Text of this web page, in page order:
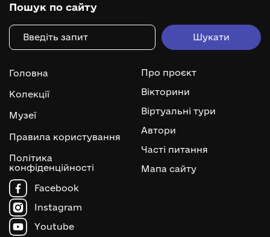
Пошук по сайту
Головна
Колекції
Музеї
Правила користування
Політика
конфіденційності
Про проєкт
Вікторини
Віртуальні тури
Автори
Часті питання
Мапа сайту
Facebook
Instagram
Youtube